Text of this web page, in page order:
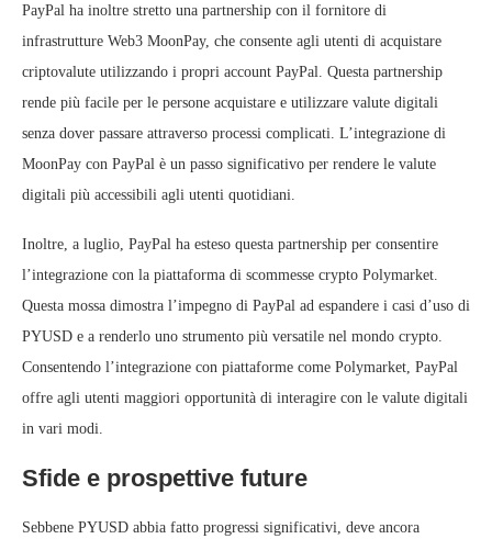
PayPal ha inoltre stretto una partnership con il fornitore di
infrastrutture Web3 MoonPay, che consente agli utenti di acquistare
criptovalute utilizzando i propri account PayPal. Questa partnership
rende più facile per le persone acquistare e utilizzare valute digitali
senza dover passare attraverso processi complicati. L’integrazione di
MoonPay con PayPal è un passo significativo per rendere le valute
digitali più accessibili agli utenti quotidiani.
Inoltre, a luglio, PayPal ha esteso questa partnership per consentire
l’integrazione con la piattaforma di scommesse crypto Polymarket.
Questa mossa dimostra l’impegno di PayPal ad espandere i casi d’uso di
PYUSD e a renderlo uno strumento più versatile nel mondo crypto.
Consentendo l’integrazione con piattaforme come Polymarket, PayPal
offre agli utenti maggiori opportunità di interagire con le valute digitali
in vari modi.
Sfide e prospettive future
Sebbene PYUSD abbia fatto progressi significativi, deve ancora